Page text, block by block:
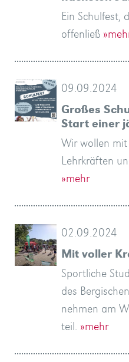
Ein Schulfest,
offenließ
09.09.2024
Großes
Start einer
Wir wollen mit
Lehrkräften
»mehr
02.09.2024
Mit voller
Sportliche
des
nehmen am
teil. »mehr